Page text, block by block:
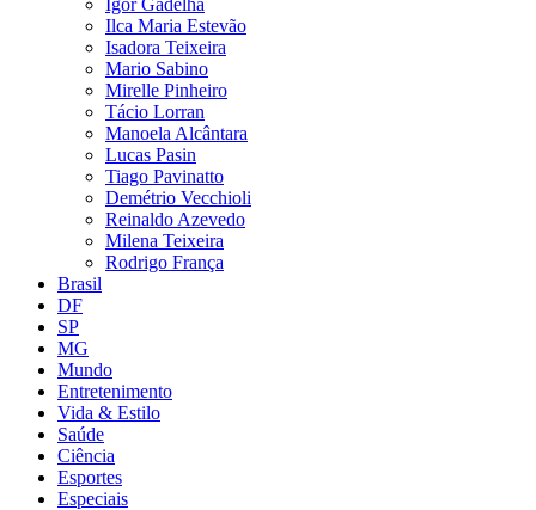
Ilca Maria Estevão
Isadora Teixeira
Mario Sabino
Mirelle Pinheiro
Tácio Lorran
Manoela Alcântara
Lucas Pasin
Tiago Pavinatto
Demétrio Vecchioli
Reinaldo Azevedo
Milena Teixeira
Rodrigo França
Brasil
DF
SP
MG
Mundo
Entretenimento
Vida & Estilo
Saúde
Ciência
Esportes
Especiais